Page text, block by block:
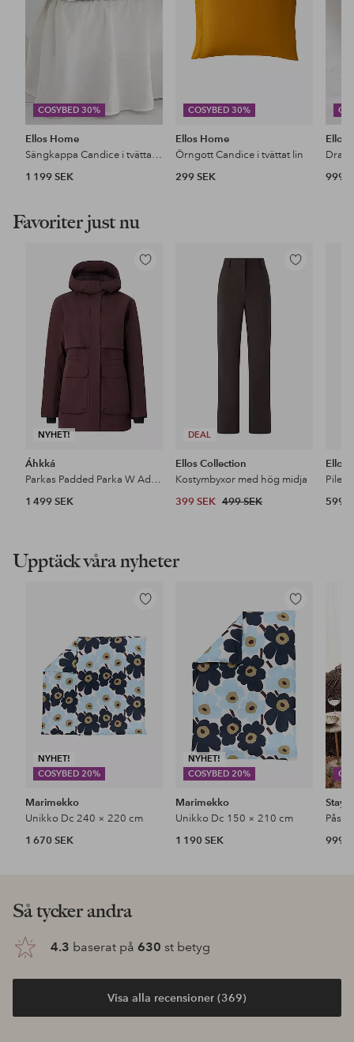
COSYBED 30%
Ellos Home
Sängkappa Candice i tvättat lin 45 cm
1 199 SEK
COSYBED 30%
Ellos Home
Örngott Candice i tvättat lin
299 SEK
Ellos
999
Favoriter just nu
NYHET!
Lägg
favoriter
Áhkká
Parkas Padded Parka W Adjustable Waist
1 499 SEK
DEAL
Lägg
Ellos Collection
Kostymbyxor med hög midja
399 SEK 499 SEK
Ellos
599
Upptäck våra nyheter
NYHET!
COSYBED 20%
Lägg
i
favoriter
Marimekko
Unikko Dc 240 × 220 cm
1 670 SEK
NYHET!
COSYBED 20%
Lägg
till
i
favoriter
Marimekko
Unikko Dc 150 × 210 cm
1 190 SEK
999
Så tycker andra
4.3 baserat på 630 st betyg
Visa alla recensioner (369)